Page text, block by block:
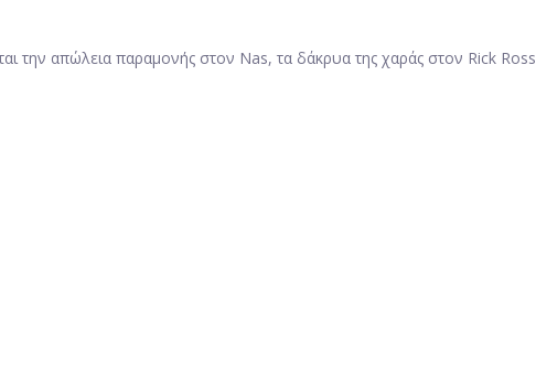
την απώλεια παραμονής στον Nas, τα δάκρυα της χαράς στον Rick Ross